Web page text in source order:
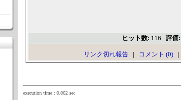
ヒット数: 116 評価:
リンク切れ報告 | コメント (0) |
execution time : 0.062 sec